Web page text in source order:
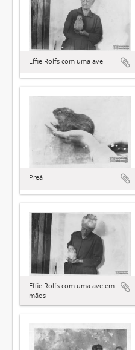
Effie Rolfs com uma ave
Preá
Effie Rolfs com uma ave em
mãos